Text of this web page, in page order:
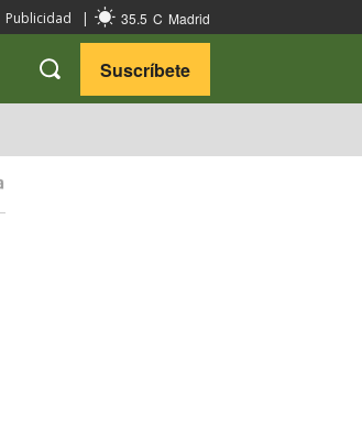
Publicidad | 35.5 C Madrid
Suscríbete